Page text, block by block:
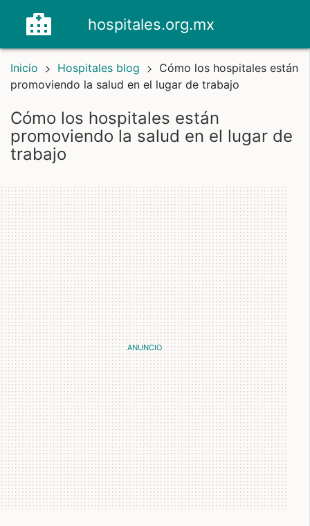
hospitales.org.mx
Inicio Hospitales blog
Cómo los hospitales están
promoviendo la salud en el lugar de trabajo
Cómo los hospitales están
promoviendo la salud en el lugar de
trabajo